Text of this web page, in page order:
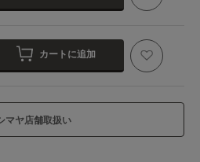
カートに追加
マヤ店舗取扱い